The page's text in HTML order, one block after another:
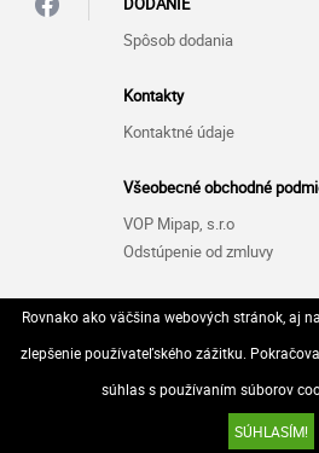
Spôsob dodania
Kontakty
Kontaktné údaje
Všeobecné obchodné
VOP Mipap, s.r.o
Odstúpenie od zmluvy
Zásady ochrany osobných
GDPR Mipap, s.r.o
© 2026 Všetky práva
Rovnako ako väčšina webových stránok, aj
zlepšenie používateľského zážitku.
súhlas s používaním súborov
SÚHLASÍM!